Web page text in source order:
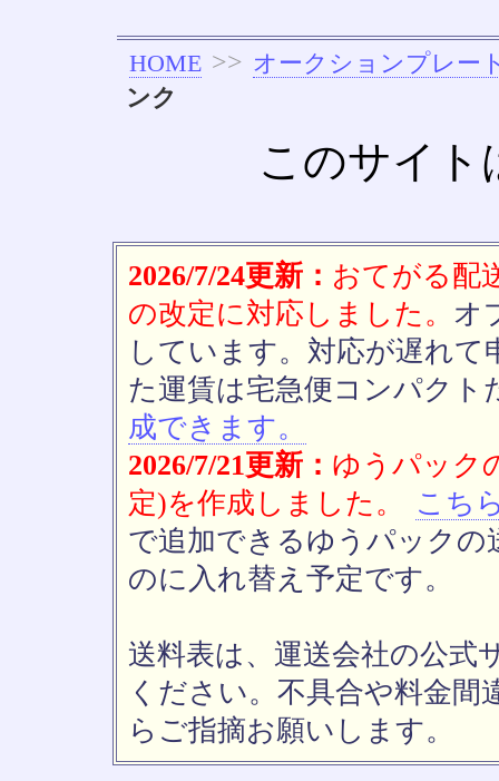
HOME >> オークションプレー
ンク
このサイト
2026/7/24更新： おてがる配
の改定に対応しました。 オ
しています。対応が遅れ
た運賃は宅急便コンパクト
成できます。
2026/7/21更新： ゆうパック
定)を作成しました。
こち
で追加できるゆうパックの
のに入れ替え予定です。
送料表は、運送会社の公式
ください。不具合や料金間
らご指摘お願いします。